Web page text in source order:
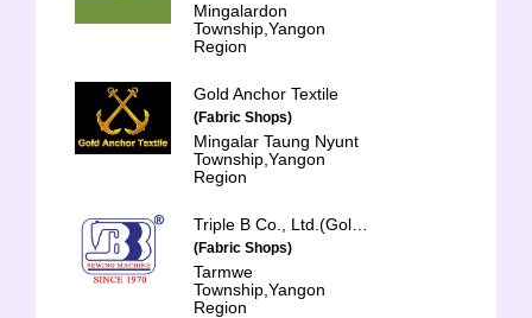
Mingalardon
Township,Yangon
Region
Gold Anchor Textile
(Fabric Shops)
Mingalar Taung Nyunt
Township,Yangon
Region
(Fabric Shops)
Tarmwe
Township,Yangon
Region